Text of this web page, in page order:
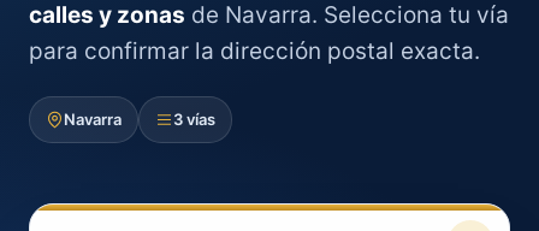
calles y zonas de Navarra. Selecciona tu vía
para confirmar la dirección postal exacta.
Navarra 3 vías